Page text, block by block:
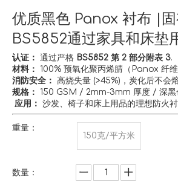
优质黑色 Panox 衬布 |
BS5852通过家具和床垫
认证： 通过严格 BS5852 第 2 部分附表 3.
材料： 100% 预氧化聚丙烯腈（Panox 纤维
消防安全： 高烧失量 (>45%)，炭化后不会
规格： 150 GSM / 2mm-3mm 厚度 / 深黑
️ 应用： 沙发、椅子和床上用品的理想防火衬
重量：
150克/平方米
数量：